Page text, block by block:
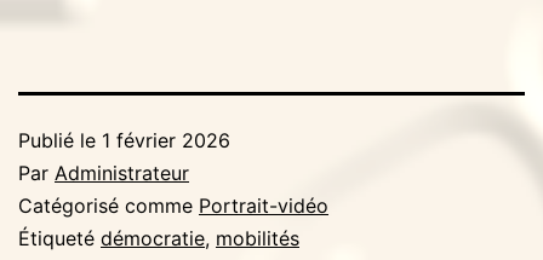
Publié le 1 février 2026
Par Administrateur
Catégorisé comme Portrait-vidéo
Étiqueté démocratie, mobilités